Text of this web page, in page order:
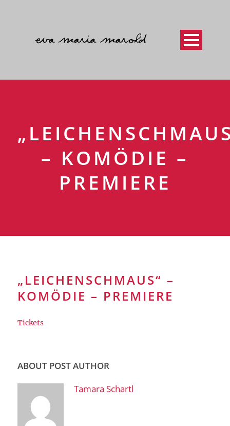
– KOMÖDIE –
PREMIERE
„LEICHENSCHMAUS“ –
KOMÖDIE – PREMIERE
Tickets
ABOUT POST AUTHOR
Tamara Schartl